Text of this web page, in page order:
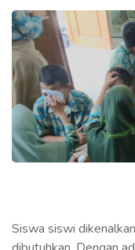
Siswa siswi